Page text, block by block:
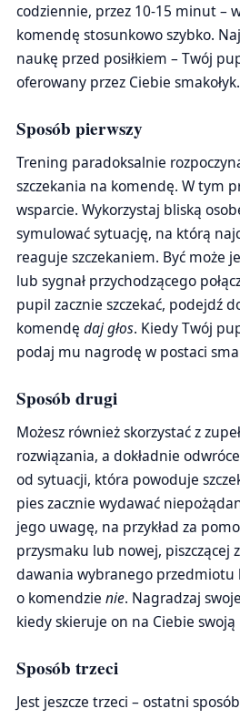
codziennie, przez 10-15 minut –
komendę stosunkowo szybko.
naukę przed posiłkiem – Twój
oferowany przez Ciebie smakołyk.
Sposób pierwszy
Trening paradoksalnie
szczekania na komendę. W tym
wsparcie. Wykorzystaj bliską
symulować sytuację, na którą
reaguje szczekaniem. Być może
lub sygnał przychodzącego
pupil zacznie szczekać, podejdź
komendę daj głos. Kiedy Twój
podaj mu nagrodę w postaci
Sposób drugi
Możesz również skorzystać z
rozwiązania, a dokładnie
od sytuacji, która powoduje
pies zacznie wydawać
jego uwagę, na przykład za
przysmaku lub nowej, piszczącej
dawania wybranego
o komendzie nie. Nagradzaj
kiedy skieruje on na Ciebie swoją
Sposób trzeci
Jest jeszcze trzeci – ostatni